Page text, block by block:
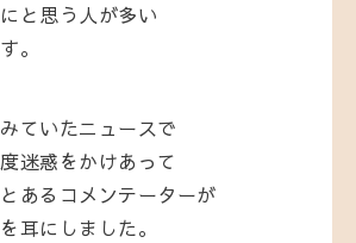
と思う人が多い
。
ていたニュースで
迷惑をかけあって
あるコメンテーターが
耳にしました。